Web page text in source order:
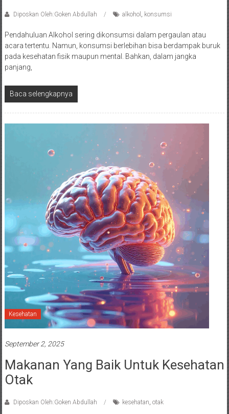
Diposkan Oleh:Goken Abdullah alkohol konsumsi
Pendahuluan Alkohol sering dikonsumsi dalam pergaulan atau
acara tertentu. Namun, konsumsi berlebihan bisa berdampak buruk
pada kesehatan fisik maupun mental. Bahkan, dalam jangka
panjang,
Baca selengkapnya
Kesehatan
September 2, 2025
Makanan Yang Baik Untuk Kesehatan
Otak
Diposkan Oleh:Goken Abdullah kesehatan otak